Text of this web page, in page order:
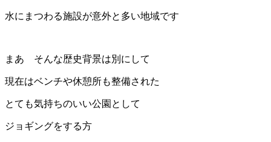
水にまつわる施設が意外と多い地域です
まあ そんな歴史背景は別にして
現在はベンチや休憩所も整備された
とても気持ちのいい公園として
ジョギングをする方